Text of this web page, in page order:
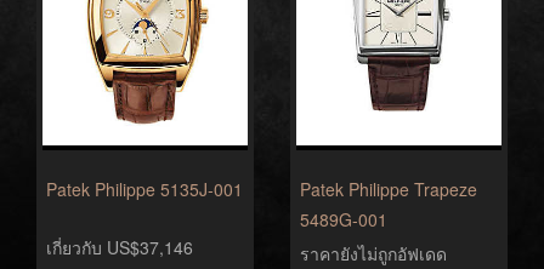
Patek Philippe 5135J-001
เกี่ยวกับ US$37,146
Patek Philippe Trapeze
5489G-001
ราคายังไม่ถูกอัฟเดด